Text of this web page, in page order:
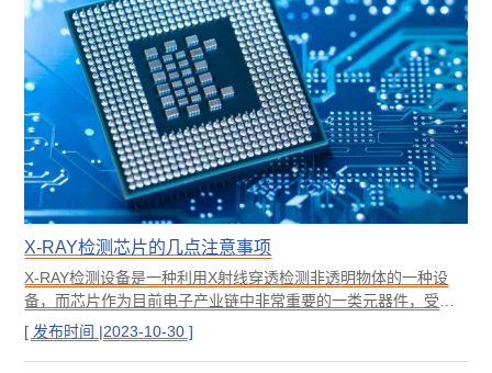
X-RAY检测芯片的几点注意事项
X-RAY检测设备是一种利用X射线穿透检测非透明物体的一种设
备，而芯片作为目前电子产业链中非常重要的一类元器件，受到
了至关重要的关注，特别是中美贸易战爆发以后，芯片的战略意
义被拉到了前所未有的高度。芯片主要分设计、制造和检测三大
[ 发布时间 |2023-10-30 ]